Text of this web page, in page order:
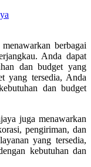
berbagai
Anda dapat
dan budget yang
yang tersedia, Anda
dan budget
juga menawarkan
pengiriman, dan
yang tersedia,
kebutuhan dan